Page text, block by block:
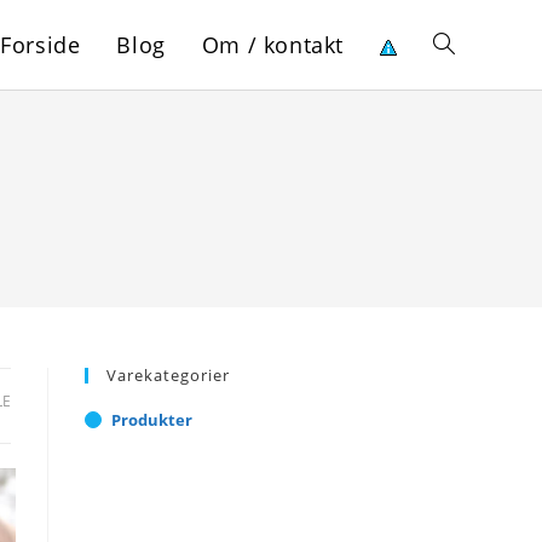
Forside Blog Om / kontakt Toggle
Varekategorier
Produkter